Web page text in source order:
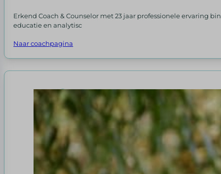
Erkend Coach & Counselor met 23 jaar professionele ervaring
educatie en analytisc
Naar coachpagina